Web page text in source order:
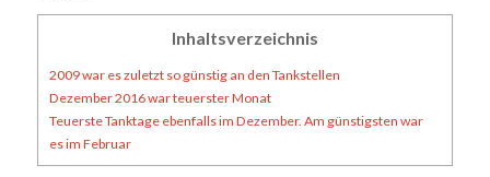
Inhaltsverzeichnis
2009 war es zuletzt so günstig an den Tankstellen
Dezember 2016 war teuerster Monat
Teuerste Tanktage ebenfalls im Dezember. Am günstigsten war
es im Februar